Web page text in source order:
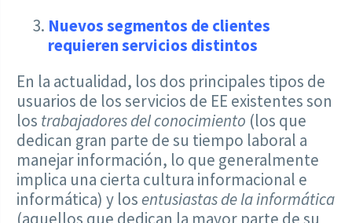
Nuevos segmentos de clientes
requieren servicios distintos
En la actualidad, los dos principales tipos de
usuarios de los servicios de EE existentes son
los trabajadores del conocimiento (los que
dedican gran parte de su tiempo laboral a
manejar información, lo que generalmente
implica una cierta cultura informacional e
informática) y losentusiastas de la informática